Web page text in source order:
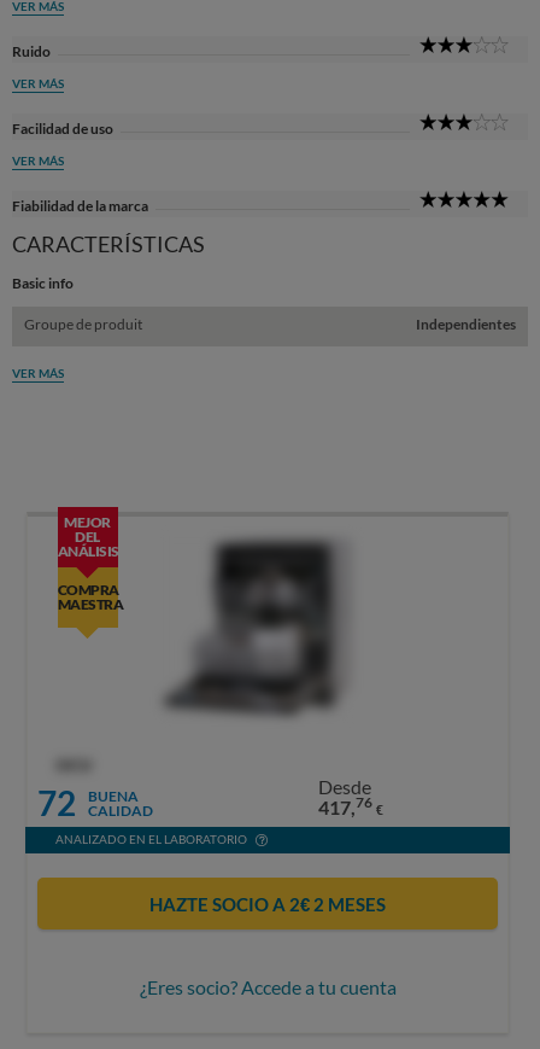
VER MÁS
Ruido
VER MÁS
Facilidad de uso
VER MÁS
Fiabilidad de la marca
CARACTERÍSTICAS
Basic info
Groupe de produit Independientes
VER MÁS
MEJOR
DEL
ANÁLISIS
COMPRA
MAESTRA
72
BUENA
CALIDAD
Desde
417,76 €
ANALIZADO EN EL LABORATORIO
HAZTE SOCIO A 2€ 2 MESES
¿Eres socio? Accede a tu cuenta